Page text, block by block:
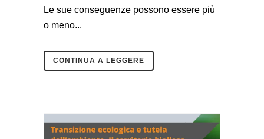
Le sue conseguenze possono essere più
o meno...
CONTINUA A LEGGERE